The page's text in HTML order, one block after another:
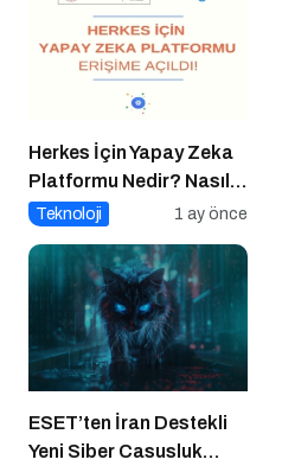
Herkes İçin Yapay Zeka
Platformu Nedir? Nasıl
Kullanılır?
Teknoloji 1 ay önce
ESET’ten İran Destekli
Yeni Siber Casusluk